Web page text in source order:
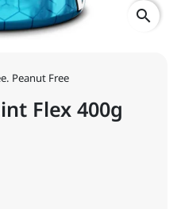
search
Peanut Free
Flex 400g